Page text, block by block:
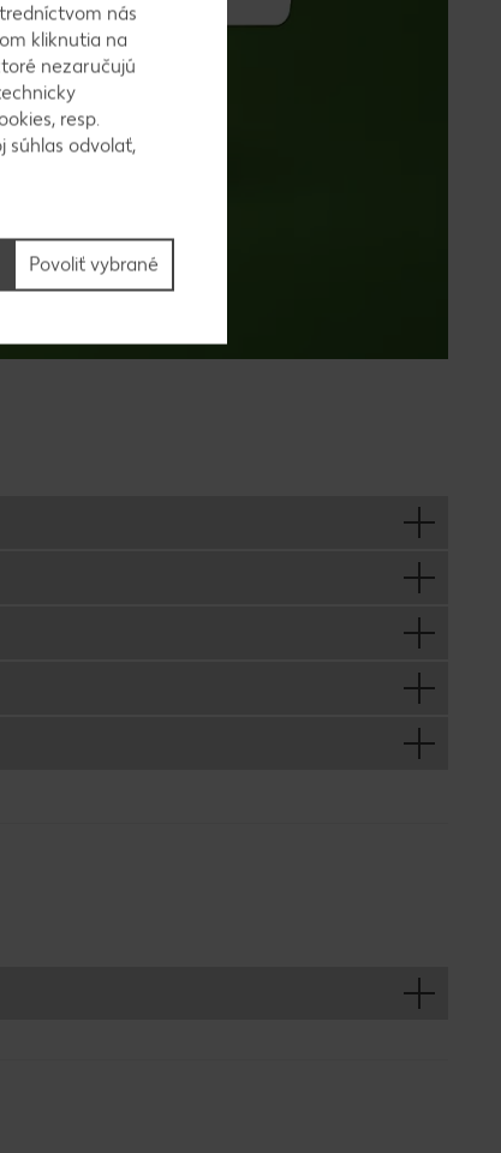
nás
kliknutia na
nezaručujú
resp.
súhlas odvolať,
Povoliť vybrané